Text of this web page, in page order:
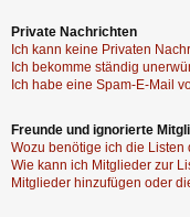
Private Nachrichten
Ich kann keine Privaten
Ich bekomme ständig
Ich habe eine Spam-E-Mail
Freunde und ignorierte
Wozu benötige ich die
Wie kann ich Mitglieder zur
Mitglieder hinzufügen oder